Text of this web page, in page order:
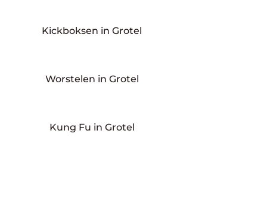
Kickboksen in Grotel
Worstelen in Grotel
Kung Fu in Grotel